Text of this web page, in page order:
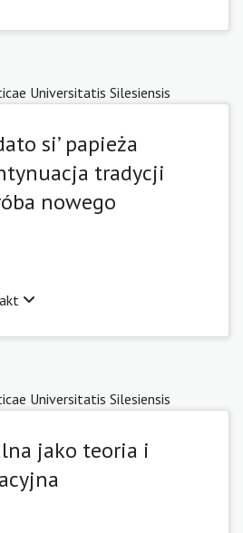
Universitatis Silesiensis
si’ papieża
tradycji
nowego
Universitatis Silesiensis
jako teoria i